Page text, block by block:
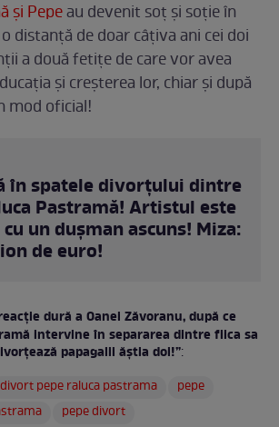
și Pepeau devenit soț și soție în
distanță de doar câțiva ani cei doi
a două fetițe de care vor avea
și creșterea lor, chiar și după
mod oficial!
în spatele divorțului dintre
Pastramă! Artistul este
un dușman ascuns! Miza:
de euro!
dură a Oanei Zăvoranu, după ce
intervine în separarea dintre fiica sa
papagalii ăștia doi!”:
divort pepe raluca pastrama
pepe
pepe divort